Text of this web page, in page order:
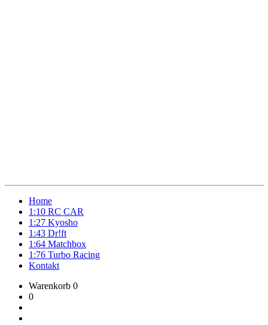
Home
1:10 RC CAR
1:27 Kyosho
1:43 Dr!ft
1:64 Matchbox
1:76 Turbo Racing
Kontakt
Warenkorb 0
0